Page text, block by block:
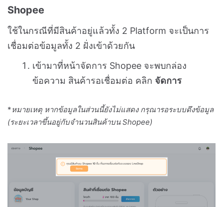
Shopee
ใช้ในกรณีที่มีสินค้าอยู่แล้วทั้ง 2 Platform จะเป็นการ
เชื่อมต่อข้อมูลทั้ง 2 ฝั่งเข้าด้วยกัน
เข้ามาที่หน้าจัดการ Shopee จะพบกล่อง
ข้อความ สินค้ารอเชื่อมต่อ คลิก จัดการ
*หมายเหตุ หากข้อมูลในส่วนนี้ยังไม่แสดง กรุณารอระบบดึงข้อมูล
(ระยะเวลาขึ้นอยู่กับจำนวนสินค้าบน Shopee)